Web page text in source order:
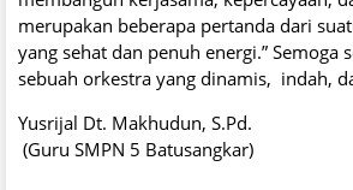
merupakan beberapa pertanda dari
yang sehat dan penuh energi.” Semoga
sebuah orkestra yang dinamis, indah,
Yusrijal Dt.
(Guru SMPN 5 Batusangkar)